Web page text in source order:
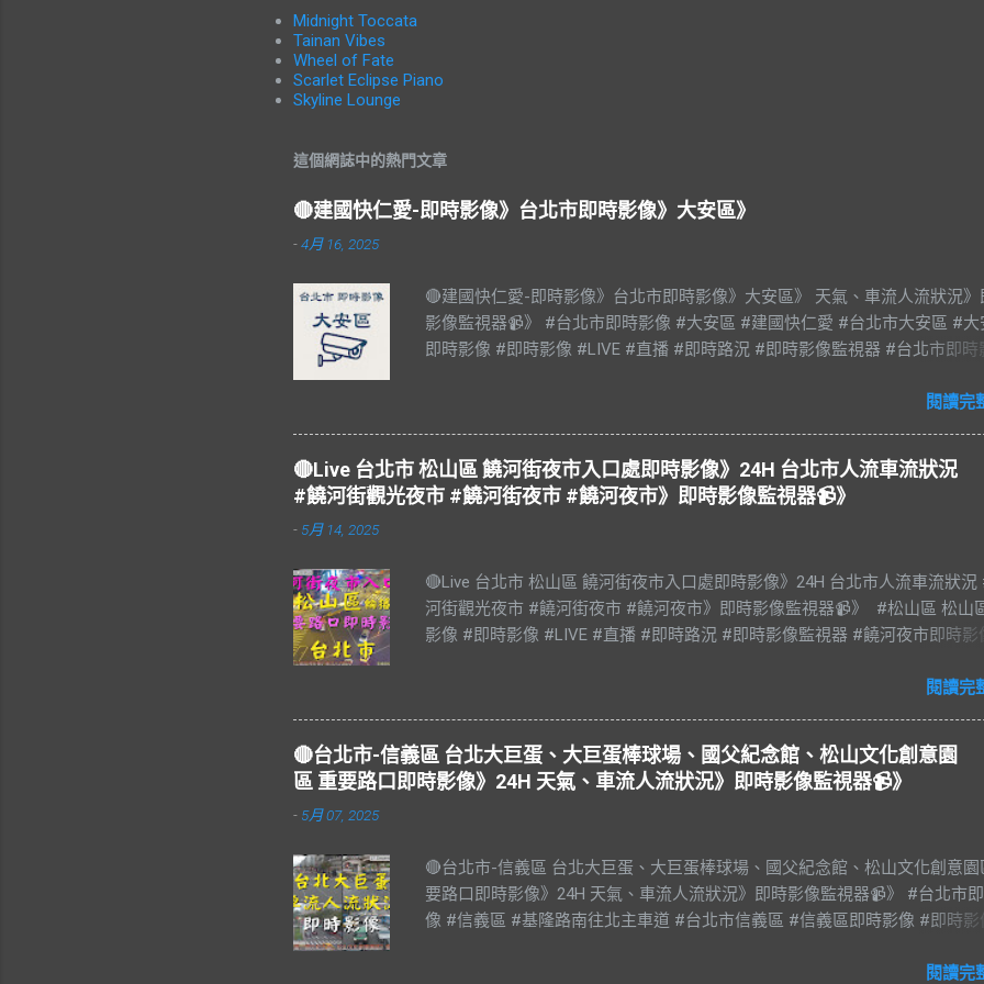
Midnight Toccata
Tainan Vibes
Wheel of Fate
Scarlet Eclipse Piano
Skyline Lounge
這個網誌中的熱門文章
🔴建國快仁愛-即時影像》台北市即時影像》大安區》
-4月 16, 2025
🔴建國快仁愛-即時影像》台北市即時影像》大安區》 天氣、車流人流狀況》
影像監視器📹》 #台北市即時影像 #大安區 #建國快仁愛 #台北市大安區 #大
即時影像 #即時影像 #LIVE #直播 #即時路況 #即時影像監視器 #台北市即時
閱讀完
🔴Live 台北市 松山區 饒河街夜市入口處即時影像》24H 台北市人流車流狀況
#饒河街觀光夜市 #饒河街夜市 #饒河夜市》即時影像監視器📹》
- 5月 14, 2025
🔴Live 台北市 松山區 饒河街夜市入口處即時影像》24H 台北市人流車流狀況
河街觀光夜市 #饒河街夜市 #饒河夜市》即時影像監視器📹》 #松山區 松山
影像 #即時影像 #LIVE #直播 #即時路況 #即時影像監視器 #饒河夜市即時影
#松山區 #松山慈祐宮 #台灣夜市 #夜市 #台北市即時影像 #JAZZ #JAZZY
#Live #BGM #RELAX #Taiwan #Live BGM Jazz & Blues 爵士樂和藍調 饒河街
夜市，又稱饒河街夜市、饒河夜市。位於台灣臺北市松山區饒河街，為臺北市
個觀光夜市，也是臺灣繼華西街觀光夜市後第二座觀光夜市。 營業時間： 每日
輳，極一時之盛。日治時期改名松山，後又因港岸河水淤樍，停泊船隻漸少
上八德路拓寬後，饒河街成為次要道路，商業活動大減。政府為了改善當地
計，遂於1987年5月11日成立觀光夜市，為臺北市第二條觀光夜市。夜市內容
俗技藝表演及土產展售等，到現在已經是外國觀光客夜晚來體驗臺灣小吃的
閱讀完
🔴台北市-信義區 台北大巨蛋、大巨蛋棒球場、國父紀念館、松山文化創意園
區 重要路口即時影像》24H 天氣、車流人流狀況》即時影像監視器📹》
- 5月 07, 2025
🔴台北市-信義區 台北大巨蛋、大巨蛋棒球場、國父紀念館、松山文化創意園
要路口即時影像》24H 天氣、車流人流狀況》即時影像監視器📹》 #台北市
像 #信義區 #基隆路南往北主車道 #台北市信義區 #信義區即時影像 #即時影
像資料來源：台北市政府交通局 交通部公路局 🔴忠孝光復-北捷國父紀念館
閱讀完